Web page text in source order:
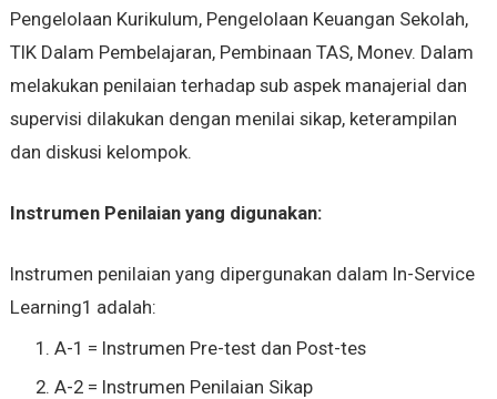
Pengelolaan Kurikulum, Pengelolaan Keuangan Sekolah,
TIK Dalam Pembelajaran, Pembinaan TAS, Monev. Dalam
melakukan penilaian terhadap sub aspek manajerial dan
supervisi dilakukan dengan menilai sikap, keterampilan
dan diskusi kelompok.
Instrumen Penilaian yang digunakan:
Instrumen penilaian yang dipergunakan dalam In-Service
Learning1 adalah:
A-1 = Instrumen Pre-test dan Post-tes
A-2 = Instrumen Penilaian Sikap